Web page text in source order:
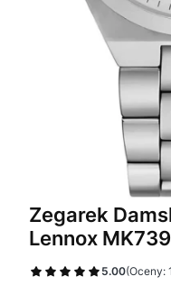
Zegarek
Lennox
5.00(Oceny: